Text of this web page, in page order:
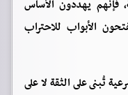
فإنهم يهددون الأساس
الأبواب للاحتراب
تُبنى على الثقة لا على